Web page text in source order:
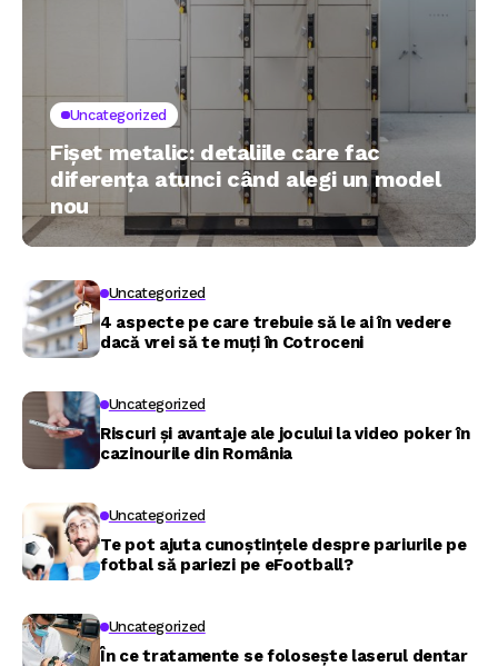
Uncategorized
Fișet metalic: detaliile care fac
diferența atunci când alegi un model
nou
Uncategorized
4 aspecte pe care trebuie să le ai în vedere
dacă vrei să te muți în Cotroceni
Uncategorized
Riscuri și avantaje ale jocului la video poker în
cazinourile din România
Uncategorized
Te pot ajuta cunoștințele despre pariurile pe
fotbal să pariezi pe eFootball?
Uncategorized
În ce tratamente se folosește laserul dentar